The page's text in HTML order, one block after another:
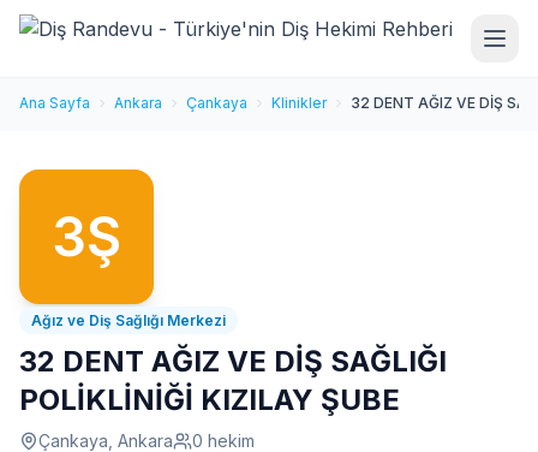
Ana Sayfa Ankara Çankaya Klinikler 32 DENT AĞIZ VE DİŞ
Ağız ve Diş Sağlığı Merkezi
32 DENT AĞIZ VE DİŞ SAĞLIĞI
POLİKLİNİĞİ KIZILAY ŞUBE
Çankaya, Ankara 0 hekim